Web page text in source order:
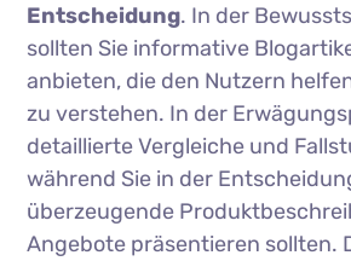
Entscheidung. In der
sollten Sie informative
anbieten, die den Nutzern
zu verstehen. In der
detaillierte Vergleiche und
während Sie in der
überzeugende
Angebote präsentieren sollten.